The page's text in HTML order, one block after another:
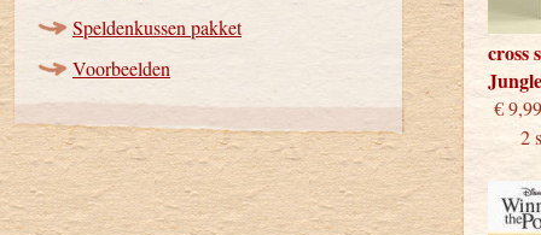
Speldenkussen pakket
Voorbeelden
cross
2